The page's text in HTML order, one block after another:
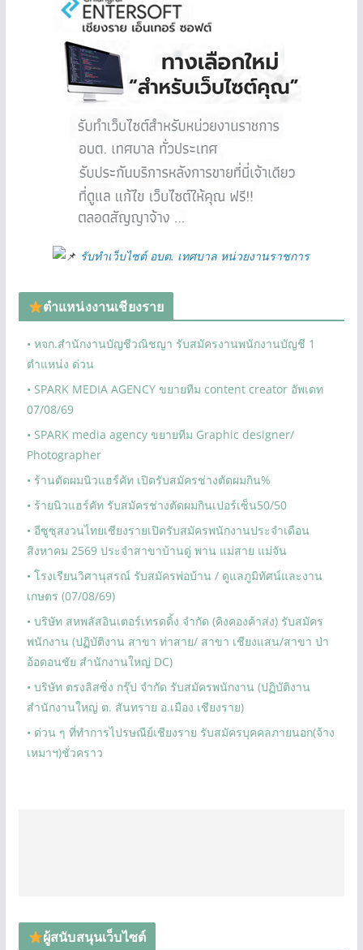
รับทำเว็บไซต์ อบต. เทศบาล หน่วยงานราชการ
ตำแหน่งงานเชียงราย
• หจก.สำนักงานบัญชีวณิชญา รับสมัครงานพนักงานบัญชี 1
ตำแหน่ง ด่วน
• SPARK MEDIA AGENCY ขยายทีม content creator อัพเดท
07/08/69
• SPARK media agency ขยายทีม Graphic designer/
Photographer
• ร้านตัดผมนิวแฮร์คัท เปิดรับสมัครช่างตัดผมกิน%
• ร้ายนิวแฮร์คัท รับสมัครช่างตัดผมกินเปอร์เซ็น50/50
• อีซูซุสงวนไทยเชียงรายเปิดรับสมัครพนักงานประจำเดือน
สิงหาคม 2569 ประจำสาขาบ้านดู่ พาน แม่สาย แม่จัน
• โรงเรียนวิศานุสรณ์ รับสมัครพ่อบ้าน / ดูแลภูมิทัศน์และงาน
เกษตร (07/08/69)
• บริษัท สหพลัสอินเตอร์เทรดดิ้ง จำกัด (คิงคองค้าส่ง) รับสมัคร
พนักงาน (ปฏิบัติงาน สาขา ท่าสาย/ สาขา เชียงแสน/สาขา ป่า
อ้อดอนชัย สำนักงานใหญ่ DC)
• บริษัท ตรงลิสซิ่ง กรุ๊ป จำกัด รับสมัครพนักงาน (ปฏิบัติงาน
สำนักงานใหญ่ ต. สันทราย อ.เมือง เชียงราย)
• ด่วน ๆ ที่ทำการไปรษณีย์เชียงราย รับสมัครบุคคลภายนอก(จ้าง
เหมาฯ)ชั่วคราว
ผู้สนับสนุนเว็บไซต์